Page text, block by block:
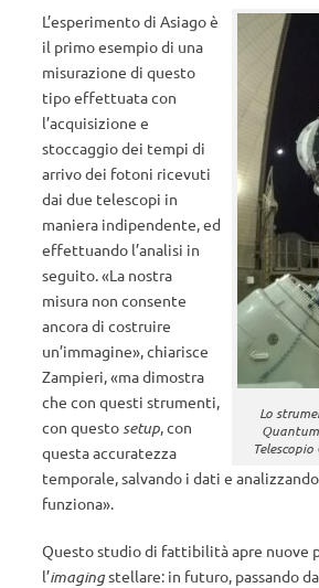
Lo
L’esperimento di Asiago è
il primo esempio di una
misurazione di questo
tipo effettuata con
l’acquisizione e
stoccaggio dei tempi di
arrivo dei fotoni ricevuti
dai due telescopi in
maniera indipendente, ed
effettuando l’analisi in
seguito. «La nostra
misura non consente
ancora di costruire
un’immagine», chiarisce
Zampieri, «ma dimostra
che con questi strumenti,
con questosetup, con
questa accuratezza
temporale, salvando i dati e
funziona».
Questo studio di fattibilità apre nuove
l’imagingstellare: in futuro, passando